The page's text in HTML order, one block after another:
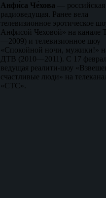
Анфи́са Че́хова — российская
радиоведущая. Ранее вела
телевизионное эротическое
Анфисой Чеховой» на канале
—2009) и телевизионное шоу
«Спокойной ночи, мужики!»
ДТВ (2010—2011). С 17
ведущая реалити-шоу
счастливые люди» на
«СТС».